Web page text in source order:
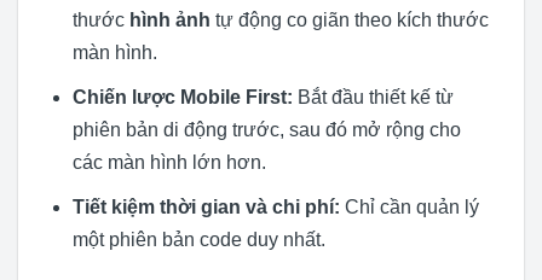
thước hình ảnh tự động co giãn theo kích thước
màn hình.
Chiến lược Mobile First: Bắt đầu thiết kế từ
phiên bản di động trước, sau đó mở rộng cho
các màn hình lớn hơn.
Tiết kiệm thời gian và chi phí: Chỉ cần quản lý
một phiên bản code duy nhất.